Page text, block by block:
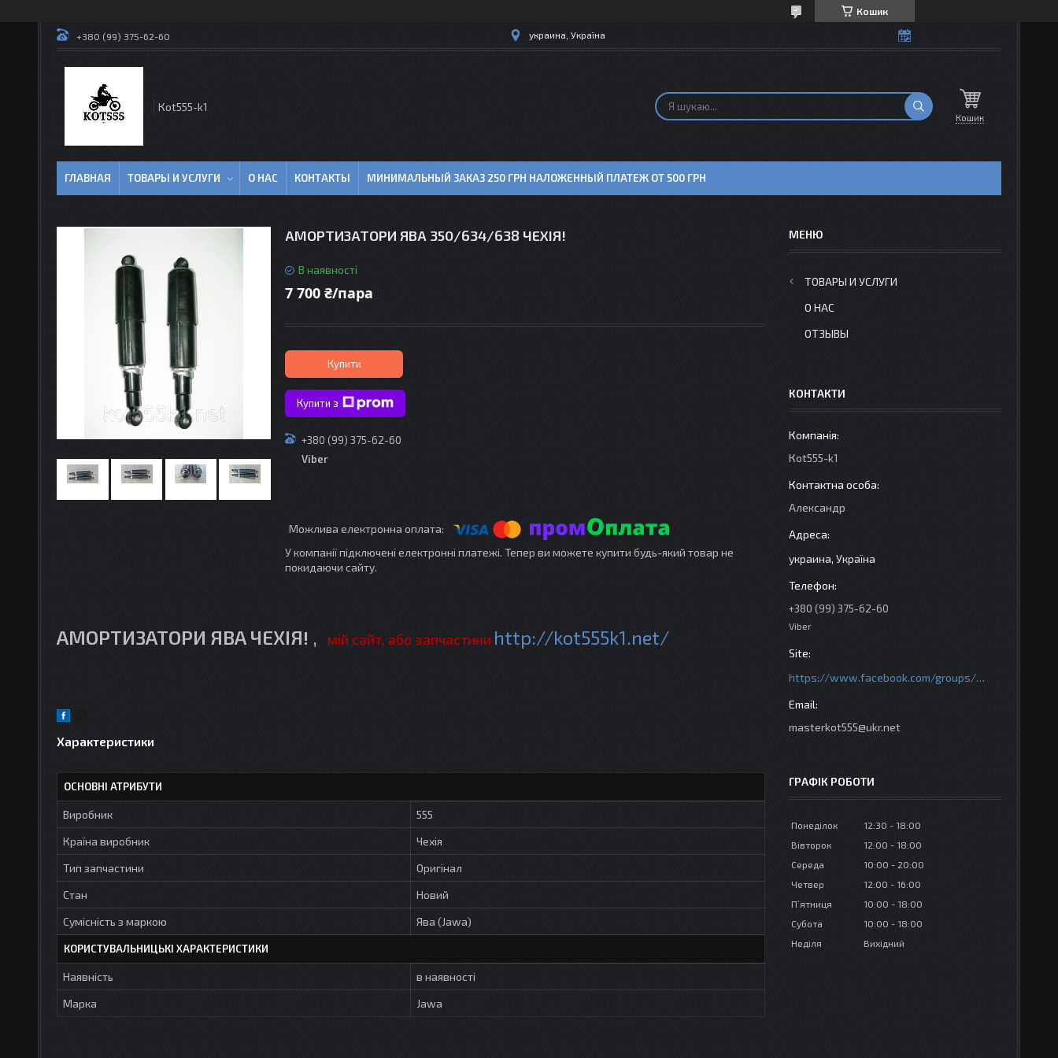
Кошик
+380 (99) 375-62-60 украина, Україна
Кot555-k1
Кошик
ГЛАВНАЯ ТОВАРЫ И УСЛУГИ О НАС КОНТАКТЫ МИНИМАЛЬНЫЙ ЗАКАЗ 250 ГРН НАЛОЖЕННЫЙ ПЛАТЕЖ ОТ 500 ГРН
АМОРТИЗАТОРИ ЯВА 350/634/638 ЧЕХІЯ!
В наявності
7 700 ₴/пара
Купити
Купити з
+380 (99) 375-62-60
Viber
У компанії підключені електронні платежі. Тепер ви можете купити будь-який товар не
покидаючи сайту.
АМОРТИЗАТОРИ ЯВА ЧЕХІЯ! , мій сайт, або запчастини http://kot555k1.net/
Характеристики
ОСНОВНІ АТРИБУТИ
Виробник
555
Країна виробник
Чехія
Тип запчастини
Оригінал
Стан
Новий
Сумісність з маркою
Ява (Jawa)
КОРИСТУВАЛЬНИЦЬКІ ХАРАКТЕРИСТИКИ
Наявність
в наявності
Марка
Jawa
ТОВАРЫ И УСЛУГИ
О НАС
ОТЗЫВЫ
КОНТАКТИ
Кot555-k1
Александр
украина, Україна
+380 (99) 375-62-60
Viber
https://www.facebook.com/groups/httpsmotoshara.net
masterkot555@ukr.net
ГРАФІК РОБОТИ
Понеділок 12:30
18:00
Вівторок
12:00
18:00
Середа
10:00
20:00
Четвер
12:00
16:00
Пʼятниця
10:00
18:00
Субота
10:00
18:00
Неділя
Вихідний